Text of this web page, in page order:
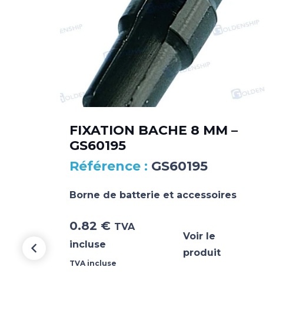
FIXATION BACHE 8 MM –
GS60195
GS60195
Borne de batterie et accessoires
0.82 € TVA
incluse
TVA incluse
Voir le
produit